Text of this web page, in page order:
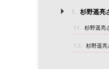
1. 杉野遥亮
1.1. 杉野遥亮
1.2. 杉野遥亮